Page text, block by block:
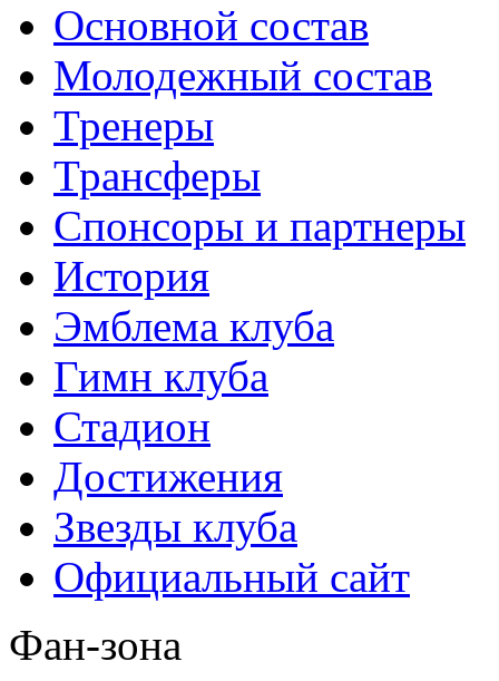
Основной состав
Молодежный состав
Тренеры
Трансферы
Спонсоры и партнеры
История
Эмблема клуба
Гимн клуба
Стадион
Достижения
Звезды клуба
Официальный сайт
Фан-зона